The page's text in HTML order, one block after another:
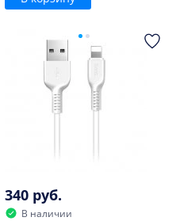
340 руб.
В наличии